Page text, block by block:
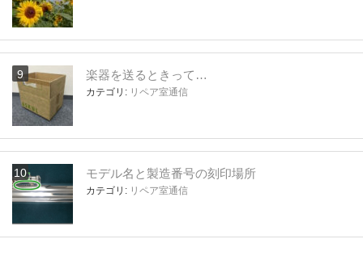
楽器を送るときって…
カテゴリ: リペア室通信
モデル名と製造番号の刻印場所
カテゴリ: リペア室通信